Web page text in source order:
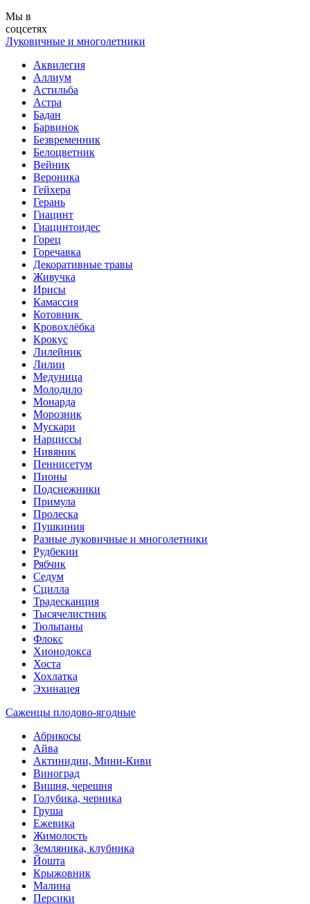
Мы в
соцсетях
Луковичные и многолетники
Аквилегия
Аллиум
Астильба
Астра
Бадан
Барвинок
Безвременник
Белоцветник
Вейник
Вероника
Гейхера
Герань
Гиацинт
Гиацинтоидес
Горец
Горечавка
Декоративные травы
Живучка
Ирисы
Камассия
Котовник
Кровохлёбка
Крокус
Лилейник
Лилии
Медуница
Молодило
Монарда
Морозник
Мускари
Нарциссы
Нивяник
Пеннисетум
Пионы
Подснежники
Примула
Пролеска
Пушкиния
Разные луковичные и многолетники
Рудбекии
Рябчик
Седум
Сцилла
Традесканция
Тысячелистник
Тюльпаны
Флокс
Хионодокса
Хоста
Хохлатка
Эхинацея
Саженцы плодово-ягодные
Абрикосы
Айва
Актинидии, Мини-Киви
Виноград
Вишня, черешня
Голубика, черника
Груша
Ежевика
Жимолость
Земляника, клубника
Йошта
Крыжовник
Малина
Персики